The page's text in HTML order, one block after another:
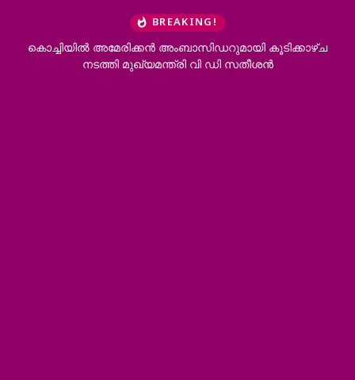
BREAKING!
അമേരിക്കൻ അംബാസിഡറുമായി കൂടിക്കാഴ്ച
നടത്തി മുഖ്യമന്ത്രി വി ഡി സതീശൻ
കോന്നി